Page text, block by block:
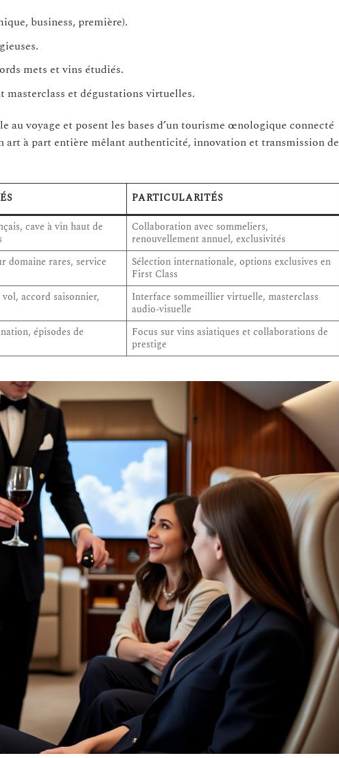
business, première).
mets et vins étudiés.
et dégustations virtuelles.
voyage et posent les bases d’un tourisme œnologique connecté
art à part entière mêlant authenticité, innovation et transmission de
PARTICULARITÉS
cave à vin haut de
Collaboration avec sommeliers,
renouvellement annuel, exclusivités
domaine rares, service
Sélection internationale, options exclusives en
First Class
accord saisonnier,
Interface sommeillier virtuelle, masterclass
audio-visuelle
épisodes de
Focus sur vins asiatiques et collaborations de
prestige